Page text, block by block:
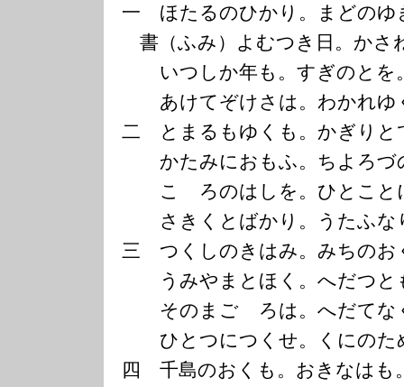
一 ほたるのひかり。まどのゆ
書（ふみ）よむつき日。かさ
いつしか年も。すぎのとを
あけてぞけさは。わかれゆ
二 とまるもゆくも。かぎりと
かたみにおもふ。ちよろづ
こゝろのはしを。ひとこと
さきくとばかり。うたふな
三 つくしのきはみ。みちのお
うみやまとほく。へだつと
そのまごゝろは。へだてな
ひとつにつくせ。くにのた
四 千島のおくも。おきなはも